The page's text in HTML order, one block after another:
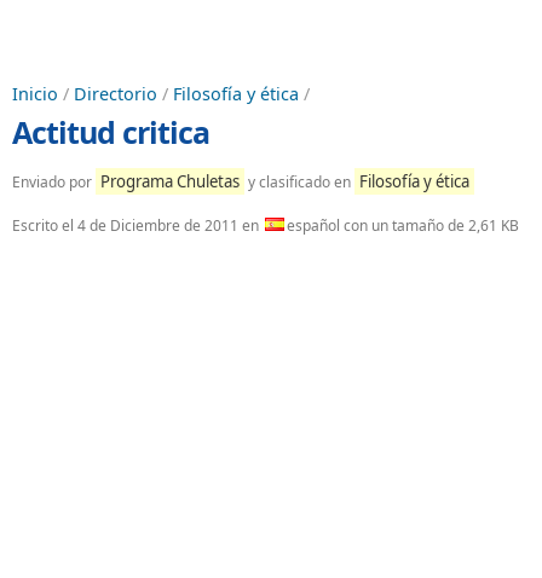
Inicio / Directorio / Filosofía y ética /
Actitud critica
Enviado por Programa Chuletas y clasificado en Filosofía y ética
Escrito el 4 de Diciembre de 2011 en español con un tamaño de 2,61 KB